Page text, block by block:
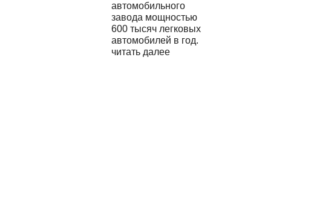
автомобильного
завода мощностью
600 тысяч легковых
автомобилей в год.
читать далее